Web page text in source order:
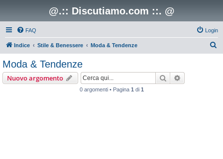
@.:: Discutiamo.com ::. @
FAQ Login
Indice Stile & Benessere Moda & Tendenze
Moda & Tendenze
Nuovo argomento Cerca
0 argomenti • Pagina 1 di 1